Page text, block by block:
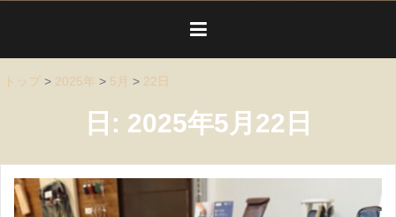
トップ > 2025年 > 5月 > 22日
日: 2025年5月22日